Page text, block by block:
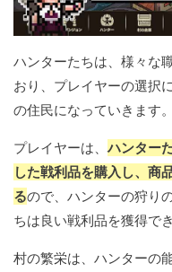
ハンターたちは、様々な
おり、プレイヤーの選択
の住民になっていきます。
プレイヤーは、ハンター
した戦利品を購入し、商
るので、ハンターの狩り
ちは良い戦利品を獲得でき
村の繁栄は、ハンターの